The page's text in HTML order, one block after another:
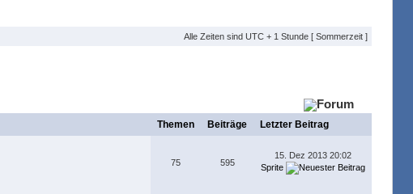
Alle Zeiten sind UTC + 1 Stunde [ Sommerzeit ]
Themen Beiträge Letzter Beitrag
75 595
15. Dez 2013 20:02
Sprite